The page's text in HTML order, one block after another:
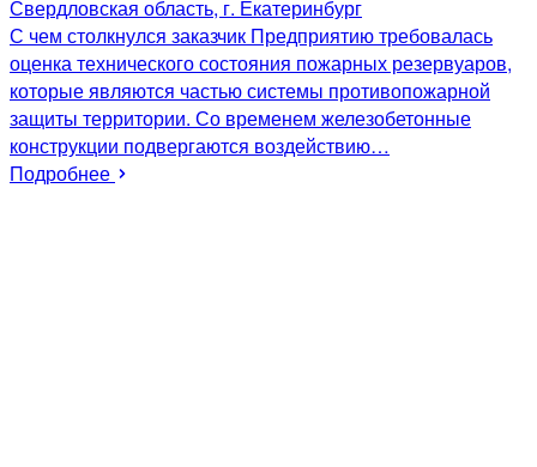
Свердловская область, г. Екатеринбург
С чем столкнулся заказчик Предприятию требовалась
оценка технического состояния пожарных резервуаров,
которые являются частью системы противопожарной
защиты территории. Со временем железобетонные
конструкции подвергаются воздействию…
Подробнее